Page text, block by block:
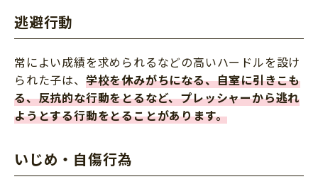
逃避行動
常によい成績を求められるなどの高いハードルを設け
られた子は、 学校を休みがちになる、自室に引きこも
る、反抗的な行動をとるなど、プレッシャーから逃れ
ようとする行動をとることがあります。
いじめ・自傷行為